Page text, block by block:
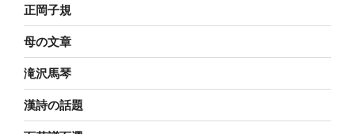
正岡子規
母の文章
滝沢馬琴
漢詩の話題